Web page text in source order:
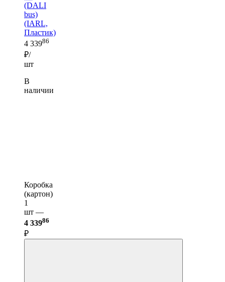
(DALI
bus)
(IARL,
Пластик)
4 33986
₽/
шт
В
наличии
Коробка
(картон)
1
шт —
4 33986
₽